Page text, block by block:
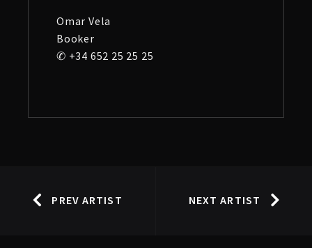
Omar Vela
Booker
✆ +34 652 25 25 25
PREV ARTIST NEXT ARTIST